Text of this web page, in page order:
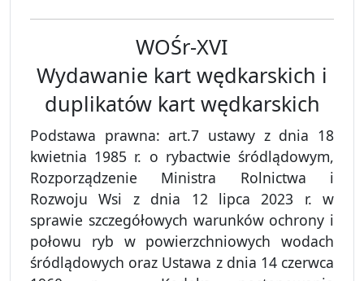
WOŚr-XVI
Wydawanie kart wędkarskich i
duplikatów kart wędkarskich
Podstawa prawna: art.7 ustawy z dnia 18
kwietnia 1985 r. o rybactwie śródlądowym,
Rozporządzenie Ministra Rolnictwa i
Rozwoju Wsi z dnia 12 lipca 2023 r. w
sprawie szczegółowych warunków ochrony i
połowu ryb w powierzchniowych wodach
śródlądowych oraz Ustawa z dnia 14 czerwca